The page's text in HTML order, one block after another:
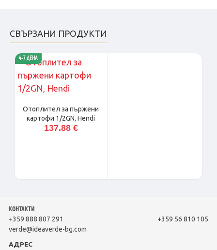
СВЪРЗАНИ ПРОДУКТИ
4-7 ДЕНА
Отоплител за пържени
картофи 1/2GN, Hendi
137.88 €
КОНТАКТИ
+359 888 807 291
+359 56 810 105
verde@ideaverde-bg.com
АДРЕС